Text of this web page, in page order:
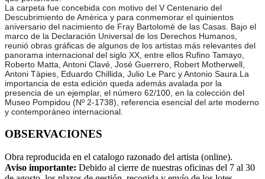
La carpeta fue concebida con motivo del V Centenario del
Descubrimiento de América y para conmemorar el quinientos
aniversario del nacimiento de Fray Bartolomé de las Casas. Bajo el
marco de la Declaración Universal de los Derechos Humanos,
reunió obras gráficas de algunos de los artistas más relevantes del
panorama internacional del siglo XX, entre ellos Rufino Tamayo,
Roberto Matta, Antoni Clavé, José Guerrero, Robert Motherwell,
Antoni Tàpies, Eduardo Chillida, Julio Le Parc y Antonio Saura.La
importancia de esta edición queda además avalada por la
presencia de un ejemplar, el número 62/100, en la colección del
Museo Pompidou (Nº 2-1738), referencia esencial del arte moderno
y contemporáneo internacional.
OBSERVACIONES
Obra reproducida en el catalogo razonado del artista (online).
Aviso importante: Debido al cierre de nuestras oficinas del 7 al 30